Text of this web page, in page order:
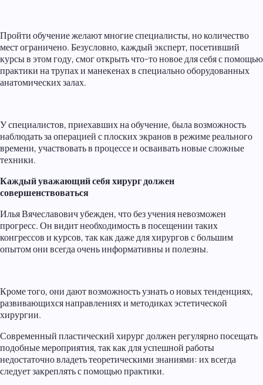
Пройти обучение желают многие специалисты, но количество
мест ограничено. Безусловно, каждый эксперт, посетивший
курсы в этом году, смог открыть что-то новое для себя с помощью
практики на трупах и манекенах в специально оборудованных
анатомических залах.
У специалистов, приехавших на обучение, была возможность
наблюдать за операцией с плоских экранов в режиме реального
времени, участвовать в процессе и осваивать новые сложные
техники.
Каждый уважающий себя хирург должен
совершенствоваться
Илья Вячеславович убежден, что без учения невозможен
прогресс. Он видит необходимость в посещении таких
конгрессов и курсов, так как даже для хирургов с большим
опытом они всегда очень информативны и полезны.
Кроме того, они дают возможность узнать о новых тенденциях,
развивающихся направлениях и методиках эстетической
хирургии.
Современный пластический хирург должен регулярно посещать
подобные мероприятия, так как для успешной работы
недостаточно владеть теоретическими знаниями: их всегда
следует закреплять с помощью практики.